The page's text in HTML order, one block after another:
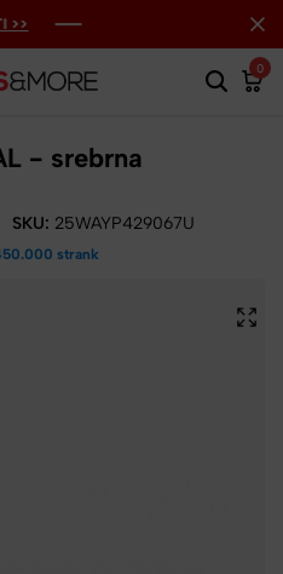
0
- srebrna
SKU: 25WAYP429067U
strank